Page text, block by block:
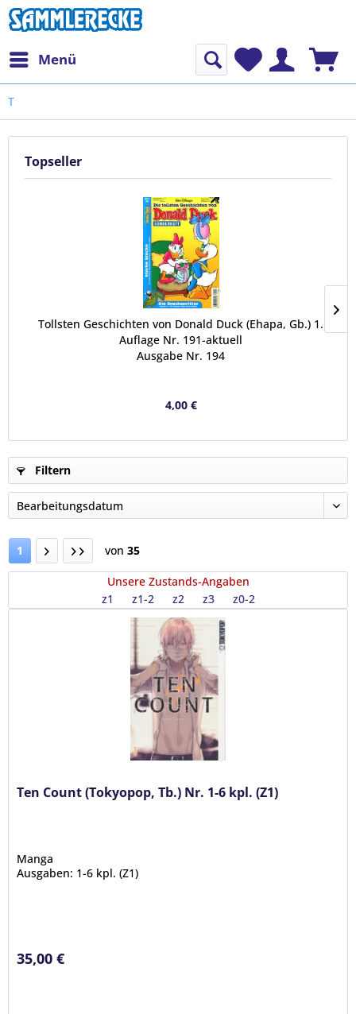
Menü
T
Topseller
Tollsten Geschichten von Donald Duck (Ehapa, Gb.) 1.
Auflage Nr. 191-aktuell
Ausgabe Nr. 194
4,00 €
Filtern
1 von 35
Unsere Zustands-Angaben
z1
z1-2 z2 z3 z0-2
Ten Count (Tokyopop, Tb.) Nr. 1-6 kpl. (Z1)
Manga
Ausgaben: 1-6 kpl. (Z1)
35,00 €